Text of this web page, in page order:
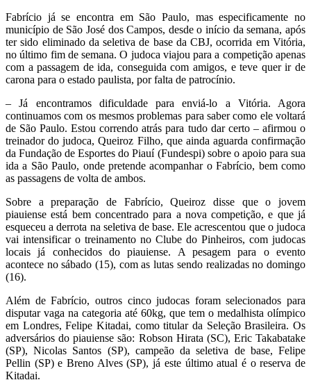
Fabrício já se encontra em São Paulo, mas especificamente no
município de São José dos Campos, desde o início da semana, após
ter sido eliminado da seletiva de base da CBJ, ocorrida em Vitória,
no último fim de semana. O judoca viajou para a competição apenas
com a passagem de ida, conseguida com amigos, e teve quer ir de
carona para o estado paulista, por falta de patrocínio.
– Já encontramos dificuldade para enviá-lo a Vitória. Agora
continuamos com os mesmos problemas para saber como ele voltará
de São Paulo. Estou correndo atrás para tudo dar certo – afirmou o
treinador do judoca, Queiroz Filho, que ainda aguarda confirmação
da Fundação de Esportes do Piauí (Fundespi) sobre o apoio para sua
ida a São Paulo, onde pretende acompanhar o Fabrício, bem como
as passagens de volta de ambos.
Sobre a preparação de Fabrício, Queiroz disse que o jovem
piauiense está bem concentrado para a nova competição, e que já
esqueceu a derrota na seletiva de base. Ele acrescentou que o judoca
vai intensificar o treinamento no Clube do Pinheiros, com judocas
locais já conhecidos do piauiense. A pesagem para o evento
acontece no sábado (15), com as lutas sendo realizadas no domingo
(16).
Além de Fabrício, outros cinco judocas foram selecionados para
disputar vaga na categoria até 60kg, que tem o medalhista olímpico
em Londres,Felipe Kitadai, como titular da Seleção Brasileira. Os
adversários do piauiense são: Robson Hirata (SC), Eric Takabatake
(SP), Nicolas Santos (SP), campeão da seletiva de base, Felipe
Pellin (SP) e Breno Alves (SP), já este último atual é o reserva de
Kitadai.